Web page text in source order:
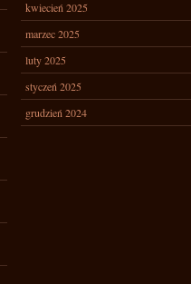
kwiecień 2025
marzec 2025
luty 2025
styczeń 2025
grudzień 2024